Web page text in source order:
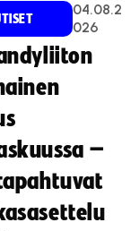
04.08.2
026
–